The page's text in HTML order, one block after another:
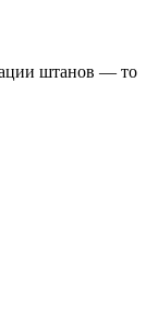
штанов — то